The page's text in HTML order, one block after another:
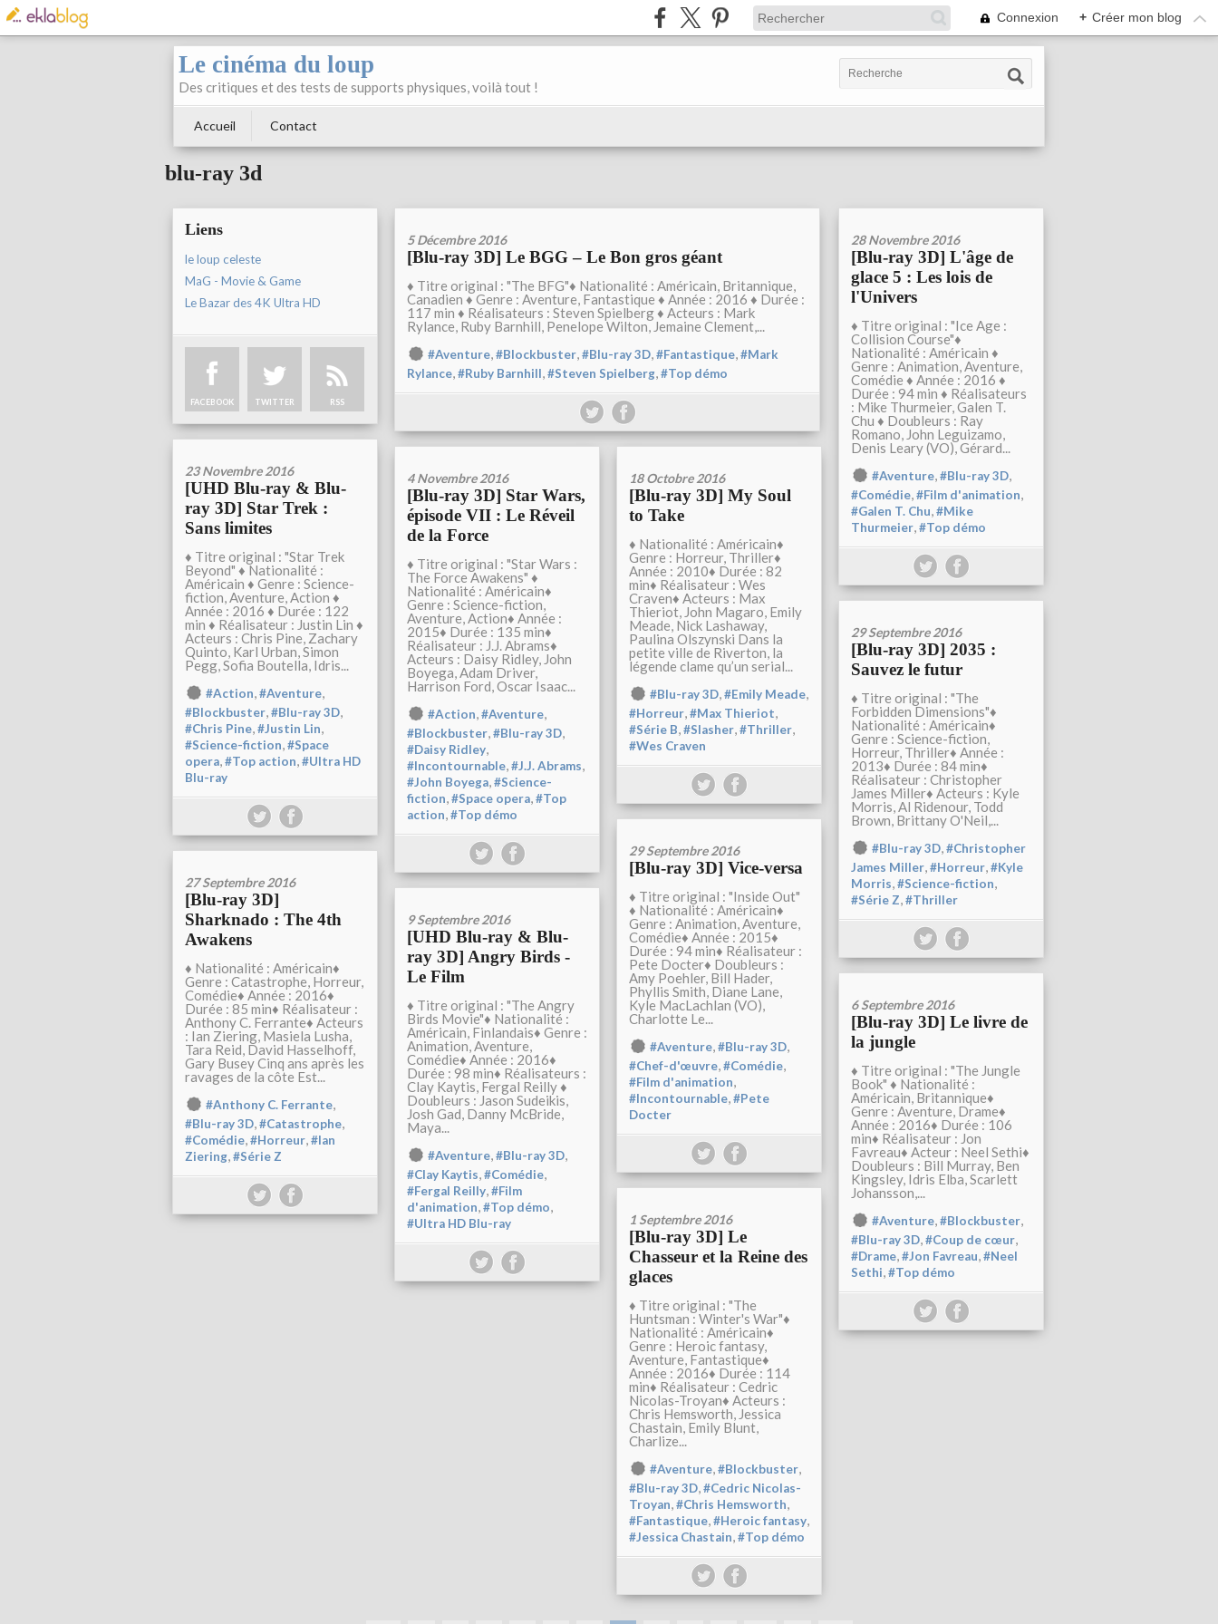
Connexion + Créer mon blog
Le cinéma du loup
Des critiques et des tests de supports physiques, voilà tout !
Accueil Contact
blu-ray 3d
Liens
le loup celeste
MaG - Movie & Game
Le Bazar des 4K Ultra HD
FACEBOOK TWITTER RSS
5 Décembre 2016
[Blu-ray 3D] Le BGG – Le Bon gros géant
♦ Titre original : "The BFG"♦ Nationalité : Américain, Britannique,
Canadien ♦ Genre : Aventure, Fantastique ♦ Année : 2016 ♦ Durée :
117 min ♦ Réalisateurs : Steven Spielberg ♦ Acteurs : Mark
Rylance, Ruby Barnhill, Penelope Wilton, Jemaine Clement,...
#Aventure,#Blockbuster,#Blu-ray 3D,#Fantastique,#Mark
Rylance,#Ruby Barnhill,#Steven Spielberg,#Top démo
28 Novembre 2016
[Blu-ray 3D] L'âge de
glace 5 : Les lois de
l'Univers
♦ Titre original : "Ice Age :
Collision Course"♦
Nationalité : Américain ♦
Genre : Animation, Aventure,
Comédie ♦ Année : 2016 ♦
Durée : 94 min ♦ Réalisateurs
: Mike Thurmeier, Galen T.
Chu ♦ Doubleurs : Ray
Romano, John Leguizamo,
Denis Leary (VO), Gérard...
#Aventure,#Blu-ray 3D,
#Comédie,#Film d'animation,
#Galen T. Chu,#Mike
Thurmeier,#Top démo
23 Novembre 2016
[UHD Blu-ray & Blu-
ray 3D] Star Trek :
Sans limites
♦ Titre original : "Star Trek
Beyond" ♦ Nationalité :
Américain ♦ Genre : Science-
fiction, Aventure, Action ♦
Année : 2016 ♦ Durée : 122
min ♦ Réalisateur : Justin Lin ♦
Acteurs : Chris Pine, Zachary
Quinto, Karl Urban, Simon
Pegg, Sofia Boutella, Idris...
#Action,#Aventure,
#Blockbuster,#Blu-ray 3D,
#Chris Pine,#Justin Lin,
#Science-fiction,#Space
opera,#Top action,#Ultra HD
Blu-ray
4 Novembre 2016
[Blu-ray 3D] Star Wars,
épisode VII : Le Réveil
de la Force
♦ Titre original : "Star Wars :
The Force Awakens" ♦
Nationalité : Américain♦
Genre : Science-fiction,
Aventure, Action♦ Année :
2015♦ Durée : 135 min♦
Réalisateur : J.J. Abrams♦
Acteurs : Daisy Ridley, John
Boyega, Adam Driver,
Harrison Ford, Oscar Isaac...
#Action,#Aventure,
#Blockbuster,#Blu-ray 3D,
#Daisy Ridley,
#Incontournable,#J.J. Abrams,
#John Boyega,#Science-
fiction,#Space opera,#Top
action,#Top démo
18 Octobre 2016
[Blu-ray 3D] My Soul
to Take
♦ Nationalité : Américain♦
Genre : Horreur, Thriller♦
Année : 2010♦ Durée : 82
min♦ Réalisateur : Wes
Craven♦ Acteurs : Max
Thieriot, John Magaro, Emily
Meade, Nick Lashaway,
Paulina Olszynski Dans la
petite ville de Riverton, la
légende clame qu’un serial...
#Blu-ray 3D,#Emily Meade,
#Horreur,#Max Thieriot,
#Série B,#Slasher,#Thriller,
#Wes Craven
29 Septembre 2016
[Blu-ray 3D] 2035 :
Sauvez le futur
♦ Titre original : "The
Forbidden Dimensions"♦
Nationalité : Américain♦
Genre : Science-fiction,
Horreur, Thriller♦ Année :
2013♦ Durée : 84 min♦
Réalisateur : Christopher
James Miller♦ Acteurs : Kyle
Morris, Al Ridenour, Todd
Brown, Brittany O'Neil,...
#Blu-ray 3D,#Christopher
James Miller,#Horreur,#Kyle
Morris,#Science-fiction,
#Série Z,#Thriller
29 Septembre 2016
[Blu-ray 3D] Vice-versa
♦ Titre original : "Inside Out"
♦ Nationalité : Américain♦
Genre : Animation, Aventure,
Comédie♦ Année : 2015♦
Durée : 94 min♦ Réalisateur :
Pete Docter♦ Doubleurs :
Amy Poehler, Bill Hader,
Phyllis Smith, Diane Lane,
Kyle MacLachlan (VO),
Charlotte Le...
#Aventure,#Blu-ray 3D,
#Chef-d'œuvre,#Comédie,
#Film d'animation,
#Incontournable,#Pete
Docter
27 Septembre 2016
[Blu-ray 3D]
Sharknado : The 4th
Awakens
♦ Nationalité : Américain♦
Genre : Catastrophe, Horreur,
Comédie♦ Année : 2016♦
Durée : 85 min♦ Réalisateur :
Anthony C. Ferrante♦ Acteurs
: Ian Ziering, Masiela Lusha,
Tara Reid, David Hasselhoff,
Gary Busey Cinq ans après les
ravages de la côte Est...
#Anthony C. Ferrante,
#Blu-ray 3D,#Catastrophe,
#Comédie,#Horreur,#Ian
Ziering,#Série Z
9 Septembre 2016
[UHD Blu-ray & Blu-
ray 3D] Angry Birds -
Le Film
♦ Titre original : "The Angry
Birds Movie"♦ Nationalité :
Américain, Finlandais♦ Genre :
Animation, Aventure,
Comédie♦ Année : 2016♦
Durée : 98 min♦ Réalisateurs :
Clay Kaytis, Fergal Reilly ♦
Doubleurs : Jason Sudeikis,
Josh Gad, Danny McBride,
Maya...
#Aventure,#Blu-ray 3D,
#Clay Kaytis,#Comédie,
#Fergal Reilly,#Film
d'animation,#Top démo,
#Ultra HD Blu-ray
6 Septembre 2016
[Blu-ray 3D] Le livre de
la jungle
♦ Titre original : "The Jungle
Book" ♦ Nationalité :
Américain, Britannique♦
Genre : Aventure, Drame♦
Année : 2016♦ Durée : 106
min♦ Réalisateur : Jon
Favreau♦ Acteur : Neel Sethi♦
Doubleurs : Bill Murray, Ben
Kingsley, Idris Elba, Scarlett
Johansson,...
#Aventure,#Blockbuster,
#Blu-ray 3D,#Coup de cœur,
#Drame,#Jon Favreau,#Neel
Sethi,#Top démo
1 Septembre 2016
[Blu-ray 3D] Le
Chasseur et la Reine des
glaces
♦ Titre original : "The
Huntsman : Winter's War"♦
Nationalité : Américain♦
Genre : Heroic fantasy,
Aventure, Fantastique♦
Année : 2016♦ Durée : 114
min♦ Réalisateur : Cedric
Nicolas-Troyan♦ Acteurs :
Chris Hemsworth, Jessica
Chastain, Emily Blunt,
Charlize...
#Aventure,#Blockbuster,
#Blu-ray 3D,#Cedric Nicolas-
Troyan,#Chris Hemsworth,
#Fantastique,#Heroic fantasy,
#Jessica Chastain,#Top démo